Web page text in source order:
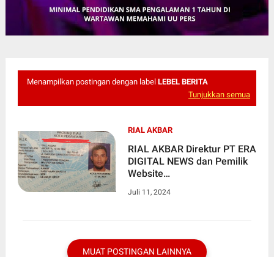
Menampilkan postingan dengan label LEBEL BERITA
Tunjukkan semua
RIAL AKBAR
RIAL AKBAR Direktur PT ERA
DIGITAL NEWS dan Pemilik
Website
Tanpa Kejelasan
Juli 11, 2024
MUAT POSTINGAN LAINNYA